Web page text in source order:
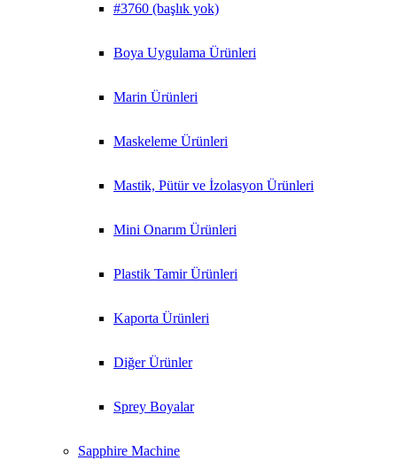
#3760 (başlık yok)
Boya Uygulama Ürünleri
Marin Ürünleri
Maskeleme Ürünleri
Mastik, Pütür ve İzolasyon Ürünleri
Mini Onarım Ürünleri
Plastik Tamir Ürünleri
Kaporta Ürünleri
Diğer Ürünler
Sprey Boyalar
Sapphire Machine